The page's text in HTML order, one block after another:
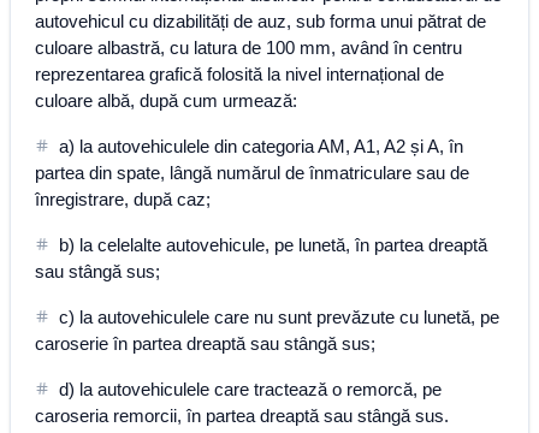
autovehicul cu dizabilități de auz, sub forma unui pătrat de
culoare albastră, cu latura de 100 mm, având în centru
reprezentarea grafică folosită la nivel internațional de
culoare albă, după cum urmează:
a) la autovehiculele din categoria AM, A1, A2 și A, în
partea din spate, lângă numărul de înmatriculare sau de
înregistrare, după caz;
b) la celelalte autovehicule, pe lunetă, în partea dreaptă
sau stângă sus;
c) la autovehiculele care nu sunt prevăzute cu lunetă, pe
caroserie în partea dreaptă sau stângă sus;
d) la autovehiculele care tractează o remorcă, pe
caroseria remorcii, în partea dreaptă sau stângă sus.